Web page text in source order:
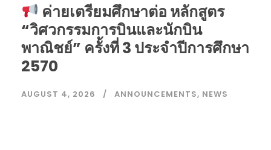
ค่ายเตรียมศึกษาต่อ หลักสูตร
“วิศวกรรมการบินและนักบิน
พาณิชย์” ครั้งที่ 3 ประจำปีการศึกษา
2570
AUGUST 4, 2026 ANNOUNCEMENTS, NEWS